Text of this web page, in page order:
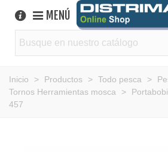
MENÚ
Inicio > Productos > Todo pesca >
Tornos Herramientas mosca
>
457